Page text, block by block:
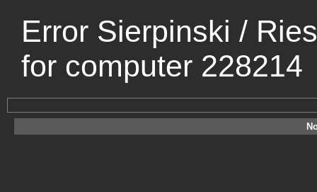
Error Sierpinski /
for computer 228214